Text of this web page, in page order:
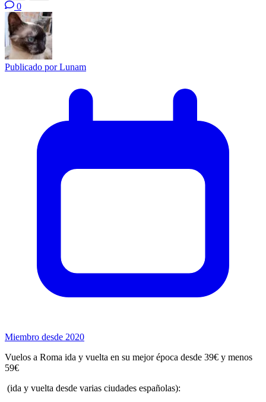
0
Publicado porLunam
Miembro desde 2020
Vuelos a Roma ida y vuelta en su mejor época desde 39€ y menos
59€
(ida y vuelta desde varias ciudades españolas):